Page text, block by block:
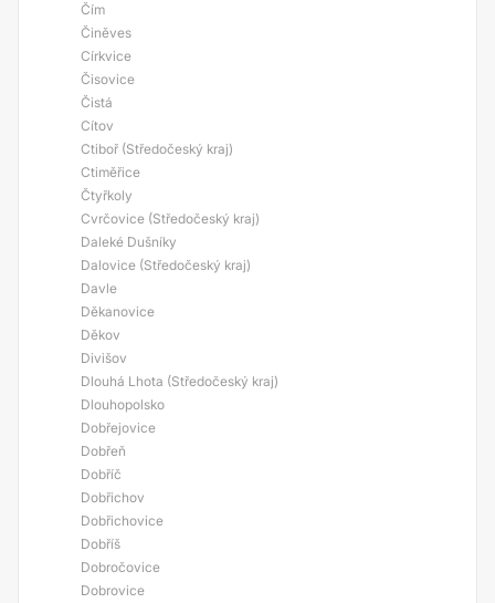
Čím
Činěves
Církvice
Čisovice
Čistá
Cítov
Ctiboř (Středočeský kraj)
Ctiměřice
Čtyřkoly
Cvrčovice (Středočeský kraj)
Daleké Dušníky
Dalovice (Středočeský kraj)
Davle
Děkanovice
Děkov
Divišov
Dlouhá Lhota (Středočeský kraj)
Dlouhopolsko
Dobřejovice
Dobřeň
Dobříč
Dobřichov
Dobřichovice
Dobříš
Dobročovice
Dobrovice